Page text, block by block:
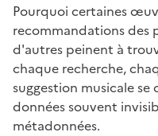
Pourquoi certaines
recommandations des
d'autres peinent à
chaque recherche,
suggestion musicale
données souvent
métadonnées.